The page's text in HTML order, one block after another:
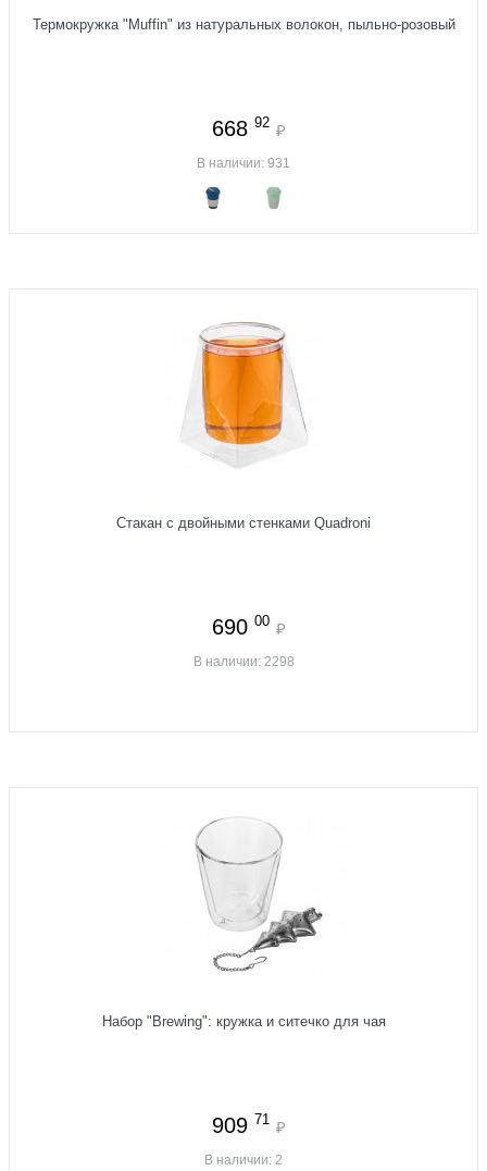
Термокружка "Muffin" из натуральных волокон, пыльно-розовый
668 92 ₽
В наличии: 931
Стакан с двойными стенками Quadroni
690 00 ₽
В наличии: 2298
Набор "Brewing": кружка и ситечко для чая
909 71 ₽
В наличии: 2